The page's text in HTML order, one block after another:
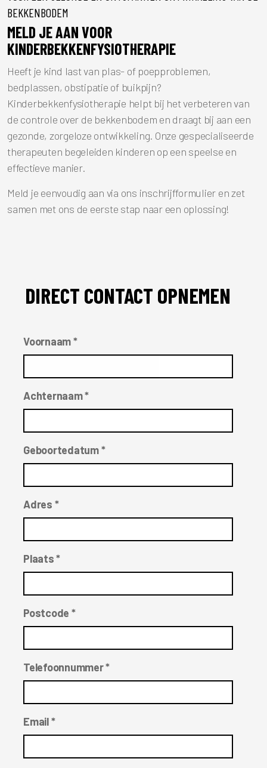
BEKKENBODEM
MELD JE AAN VOOR
KINDERBEKKENFYSIOTHERAPIE
Heeft je kind last van plas- of poepproblemen,
bedplassen, obstipatie of buikpijn?
Kinderbekkenfysiotherapie helpt bij het verbeteren van
de controle over de bekkenbodem en draagt bij aan een
gezonde, zorgeloze ontwikkeling. Onze gespecialiseerde
therapeuten begeleiden kinderen op een speelse en
effectieve manier.
Meld je eenvoudig aan via ons inschrijfformulier en zet
samen met ons de eerste stap naar een oplossing!
DIRECT CONTACT OPNEMEN
Voornaam *
Achternaam *
Geboortedatum *
Adres *
Plaats *
Postcode *
Telefoonnummer *
Email *